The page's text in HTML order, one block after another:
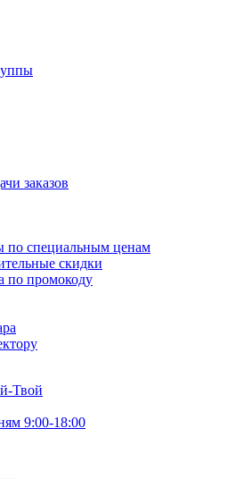
заказов
по специальным ценам
скидки
по промокоду
9:00-18:00